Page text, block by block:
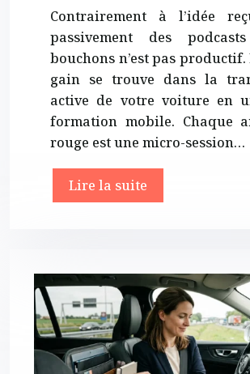
Contrairement à l’idée
passivement des
bouchons n’est pas
gain se trouve dans la
active de votre voiture en
formation mobile. Chaque
rouge est une micro-session…
Lire la suite